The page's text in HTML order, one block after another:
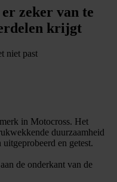
zeker van te
krijgt
niet past
in Motocross. Het
duurzaamheid
en getest.
de onderkant van de